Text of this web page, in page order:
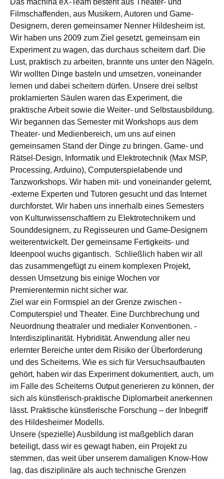
Das machina eX-Team besteht aus Theater- und
Filmschaffenden, aus Musikern, Autoren und Game-
Designern, deren gemeinsamer Nenner Hildesheim ist.
Wir haben uns 2009 zum Ziel gesetzt, gemeinsam ein
Experiment zu wagen, das durchaus scheitern darf. Die
Lust, praktisch zu arbeiten, brannte uns unter den Nägeln.
Wir wollten Dinge basteln und umsetzen, voneinander
lernen und dabei scheitern dürfen. Unsere drei selbst
proklamierten Säulen waren das Experiment, die
praktische Arbeit sowie die Weiter- und Selbstausbildung.
Wir begannen das Semester mit Workshops aus dem
Theater- und Medienbereich, um uns auf einen
gemeinsamen Stand der Dinge zu bringen. Game- und
Rätsel-Design, Informatik und Elektrotechnik (Max MSP,
Processing, Arduino), Computerspielabende und
Tanzworkshops. Wir haben mit- und voneinander gelernt,
-externe Experten und Tutoren gesucht und das Internet
durchforstet. Wir haben uns innerhalb eines Semesters
von Kulturwissenschaftlern zu Elektrotechnikern und
Sounddesignern, zu Regisseuren und Game-Designern
weiterentwickelt. Der gemeinsame Fertigkeits- und
Ideenpool wuchs gigantisch. Schließlich haben wir all
das zusammengefügt zu einem komplexen Projekt,
dessen Umsetzung bis einige Wochen vor
Premierentermin nicht sicher war.
Ziel war ein Formspiel an der Grenze zwischen -
Computerspiel und Theater. Eine Durchbrechung und
Neuordnung theatraler und medialer Konventionen. -
Interdisziplinarität. Hybridität. Anwendung aller neu
erlernter Bereiche unter dem Risiko der Überforderung
und des Scheiterns. Wie es sich für Versuchsaufbauten
gehört, haben wir das Experiment dokumentiert, auch, um
im Falle des Scheiterns Output generieren zu können, der
sich als künstlerisch-praktische Diplomarbeit anerkennen
lässt. Praktische künstlerische Forschung – der Inbegriff
des Hildesheimer Modells.
Unsere (spezielle) Ausbildung ist maßgeblich daran
beteiligt, dass wir es gewagt haben, ein Projekt zu
stemmen, das weit über unserem damaligen Know-How
lag, das disziplinäre als auch technische Grenzen